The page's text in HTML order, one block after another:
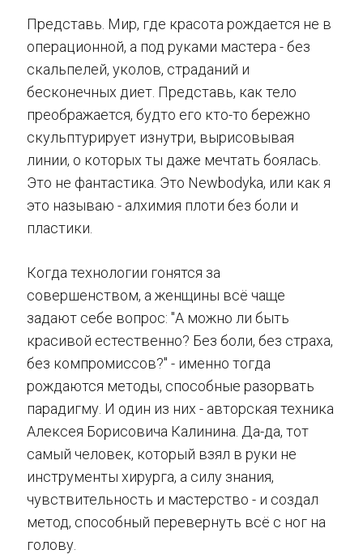
Представь. Мир, где красота рождается не в
операционной, а под руками мастера - без
скальпелей, уколов, страданий и
бесконечных диет. Представь, как тело
преображается, будто его кто-то бережно
скульптурирует изнутри, вырисовывая
линии, о которых ты даже мечтать боялась.
Это не фантастика. Это Newbodyka, или как я
это называю - алхимия плоти без боли и
пластики.
Когда технологии гонятся за
совершенством, а женщины всё чаще
задают себе вопрос: "А можно ли быть
красивой естественно? Без боли, без страха,
без компромиссов?" - именно тогда
рождаются методы, способные разорвать
парадигму. И один из них - авторская техника
Алексея Борисовича Калинина. Да-да, тот
самый человек, который взял в руки не
инструменты хирурга, а силу знания,
чувствительность и мастерство - и создал
метод, способный перевернуть всё с ног на
голову.